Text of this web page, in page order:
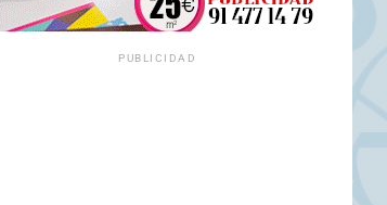
PUBLICIDAD